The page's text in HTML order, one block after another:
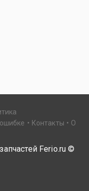
Контакты
О
Ferio.ru ©